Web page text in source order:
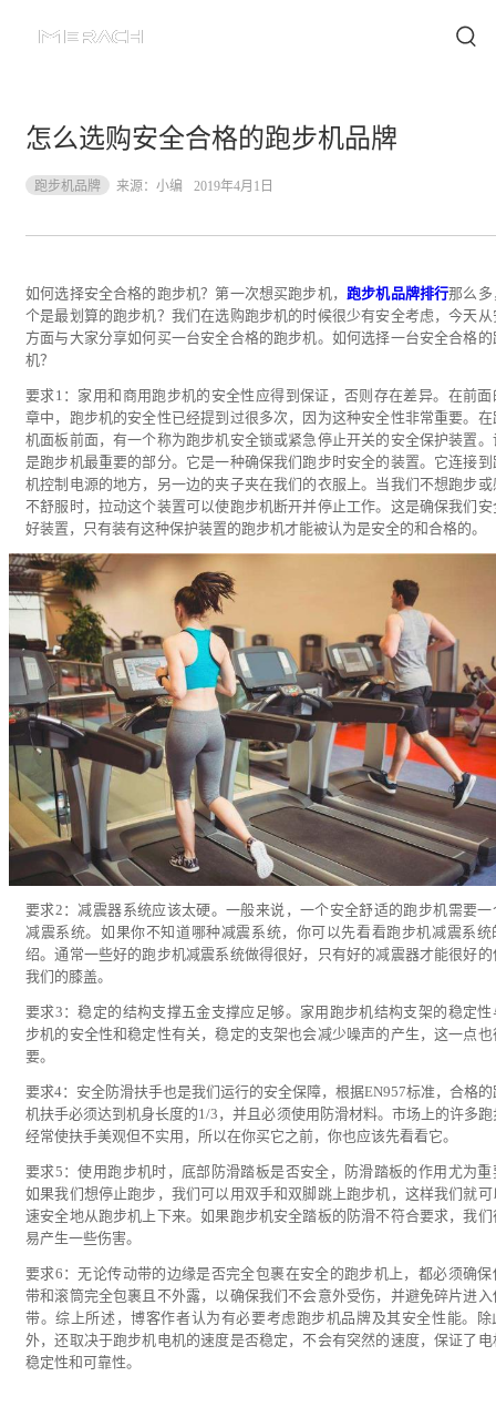
怎么选购安全合格的跑步机品牌
跑步机品牌 来源： 小编 2019年4月1日
如何选择安全合格的跑步机？第一次想买跑步机， 跑步机品牌排行那么多
个是最划算的跑步机？我们在选购跑步机的时候很少有安全考虑，今天从
方面与大家分享如何买一台安全合格的跑步机。如何选择一台安全合格的
机？
要求1：家用和商用跑步机的安全性应得到保证，否则存在差异。在前面
章中，跑步机的安全性已经提到过很多次，因为这种安全性非常重要。在
机面板前面，有一个称为跑步机安全锁或紧急停止开关的安全保护装置。
是跑步机最重要的部分。它是一种确保我们跑步时安全的装置。它连接到
机控制电源的地方，另一边的夹子夹在我们的衣服上。当我们不想跑步或
不舒服时，拉动这个装置可以使跑步机断开并停止工作。这是确保我们安
好装置，只有装有这种保护装置的跑步机才能被认为是安全的和合格的。
要求2：减震器系统应该太硬。一般来说，一个安全舒适的跑步机需要一
减震系统。如果你不知道哪种减震系统，你可以先看看跑步机减震系统
绍。通常一些好的跑步机减震系统做得很好，只有好的减震器才能很好的
我们的膝盖。
要求3：稳定的结构支撑五金支撑应足够。家用跑步机结构支架的稳定性
步机的安全性和稳定性有关，稳定的支架也会减少噪声的产生，这一点也
要。
要求4：安全防滑扶手也是我们运行的安全保障，根据EN957标准，合格的
机扶手必须达到机身长度的1/3，并且必须使用防滑材料。市场上的许多跑
经常使扶手美观但不实用，所以在你买它之前，你也应该先看看它。
要求5：使用跑步机时，底部防滑踏板是否安全，防滑踏板的作用尤为重
如果我们想停止跑步，我们可以用双手和双脚跳上跑步机，这样我们就可
速安全地从跑步机上下来。如果跑步机安全踏板的防滑不符合要求，我们
易产生一些伤害。
要求6：无论传动带的边缘是否完全包裹在安全的跑步机上，都必须确保
带和滚筒完全包裹且不外露，以确保我们不会意外受伤，并避免碎片进入
带。综上所述，博客作者认为有必要考虑跑步机品牌及其安全性能。除
外，还取决于跑步机电机的速度是否稳定，不会有突然的速度，保证了电
稳定性和可靠性。